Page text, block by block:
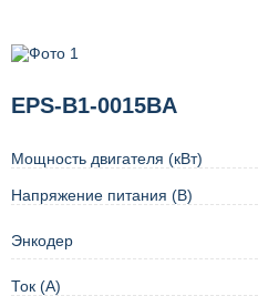
EPS-B1-0015BA
Мощность двигателя (кВт)
Напряжение питания (В)
Энкодер
Ток (А)